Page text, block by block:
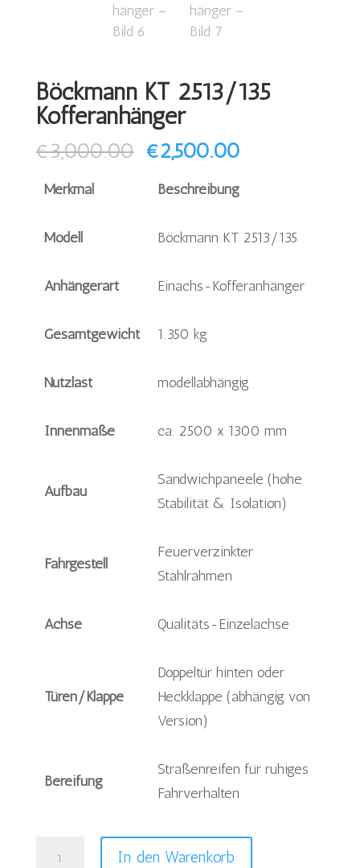
Böckmann KT 2513/135
Kofferanhänger
€3,000.00 Ursprünglicher
war:
€2,500.00Aktueller
ist:
Merkmal Beschreibung
Modell Böckmann KT 2513/135
Anhängerart Einachs-Kofferanhänger
Gesamtgewicht 1.350 kg
Nutzlast modellabhängig
Innenmaße ca. 2500 x 1300 mm
Aufbau
Sandwichpaneele (hohe
Stabilität & Isolation)
Fahrgestell
Feuerverzinkter
Stahlrahmen
Achse Qualitäts-Einzelachse
Türen/Klappe
Doppeltür hinten oder
Heckklappe (abhängig von
Version)
Bereifung
Straßenreifen für ruhiges
Fahrverhalten
In den Warenkorb